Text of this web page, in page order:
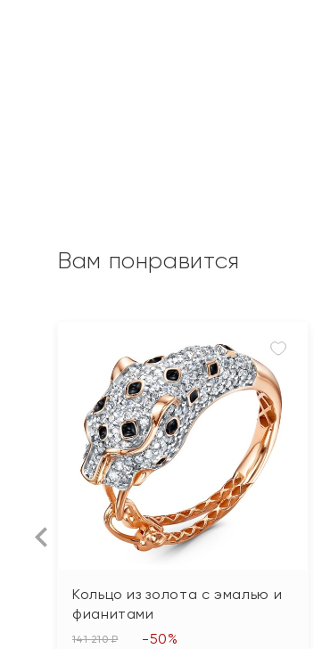
Вам понравится
Кольцо из золота с эмалью и
фианитами
141 210 ₽ -50%